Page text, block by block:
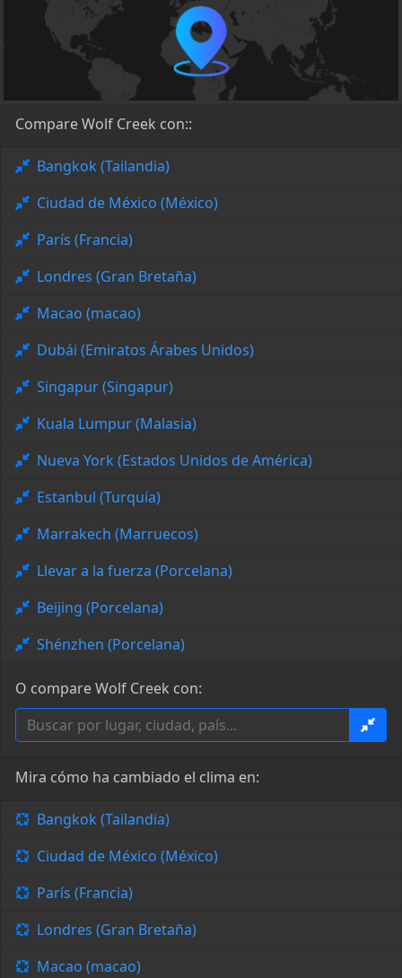
Compare Wolf Creek con::
Bangkok (Tailandia)
Ciudad de México (México)
París (Francia)
Londres (Gran Bretaña)
Macao (macao)
Dubái (Emiratos Árabes Unidos)
Singapur (Singapur)
Kuala Lumpur (Malasia)
Nueva York (Estados Unidos de América)
Estanbul (Turquía)
Marrakech (Marruecos)
Llevar a la fuerza (Porcelana)
Beijing (Porcelana)
Shénzhen (Porcelana)
O compare Wolf Creek con:
Mira cómo ha cambiado el clima en:
Bangkok (Tailandia)
Ciudad de México (México)
París (Francia)
Londres (Gran Bretaña)
Macao (macao)